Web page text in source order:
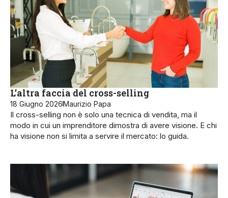
L’altra faccia del cross-selling
18 Giugno 2026Maurizio Papa
Il cross-selling non è solo una tecnica di vendita, ma il
modo in cui un imprenditore dimostra di avere visione. E chi
ha visione non si limita a servire il mercato: lo guida.